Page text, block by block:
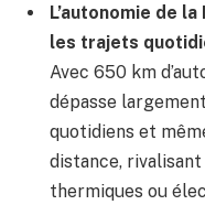
L’autonomie de
les trajets
Avec 650 km
dépasse
quotidiens et
distance,
thermiques ou